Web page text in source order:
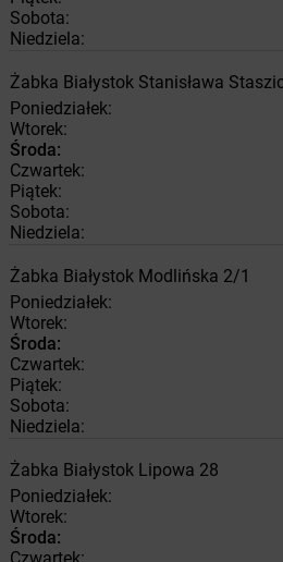
Sobota:
Niedziela:
Żabka Białystok Stanisława
Poniedziałek:
Wtorek:
Środa:
Czwartek:
Piątek:
Sobota:
Niedziela:
Żabka Białystok Modlińska 2/1
Poniedziałek:
Wtorek:
Środa:
Czwartek:
Piątek:
Sobota:
Niedziela:
Żabka Białystok Lipowa 28
Poniedziałek:
Wtorek:
Środa: